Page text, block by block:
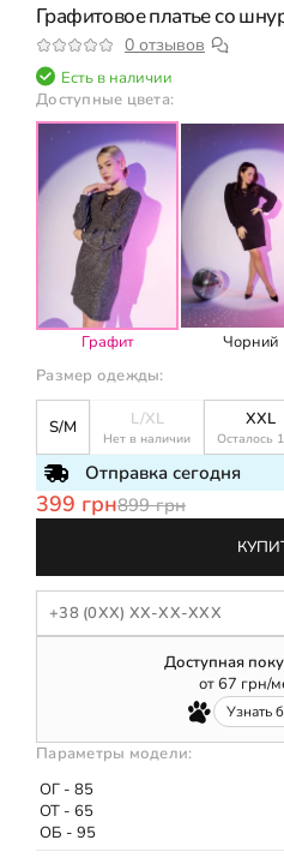
Графитовое платье со
0 отзывов
Есть в наличии
Доступные цвета:
Графит
Чорний
Размер одежды:
S/M L/XL
Нет в наличии
XXL
Осталось
Отправка сегодня
399 грн899 грн
Доступная
от67 грн/
Узнать
Параметры модели:
ОГ - 85
ОТ - 65
ОБ - 95